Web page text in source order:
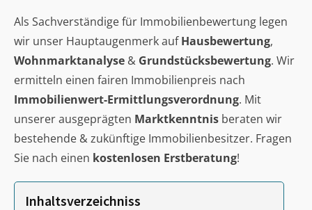
Als Sachverständige für Immobilienbewertung legen
wir unser Hauptaugenmerk aufHausbewertung,
Wohnmarktanalyse & Grundstücksbewertung. Wir
ermitteln einen fairen Immobilienpreis nach
Immobilienwert-Ermittlungsverordnung. Mit
unserer ausgeprägten Marktkenntnis beraten wir
bestehende & zukünftige Immobilienbesitzer. Fragen
Sie nach einen kostenlosen Erstberatung!
Inhaltsverzeichniss